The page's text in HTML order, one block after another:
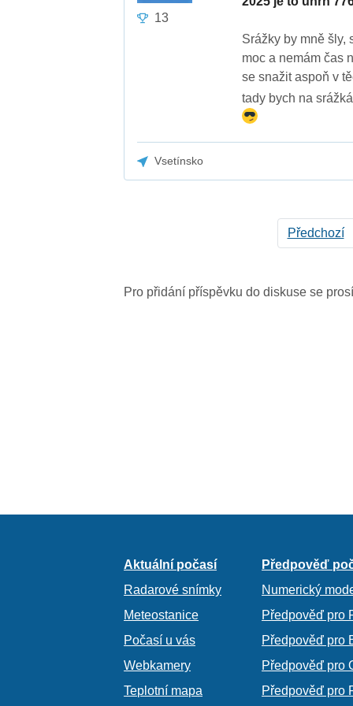
13
Srážky by mně šly,
moc a nemám čas
se snažit aspoň v
tady bych na
Vsetínsko
Předchozí
Pro přidání příspěvku do diskuse se
Aktuální počasí
Radarové snímky
Meteostanice
Počasí u vás
Webkamery
Teplotní mapa
Předpověď
Numerický
Předpověď pro
Předpověď pro
Předpověď pro
Předpověď pro